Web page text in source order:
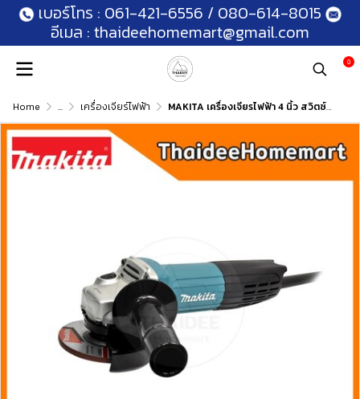
เบอร์โทร : 061-421-6556 / 080-614-8015
อีเมล : thaideehomemart@gmail.com
0
Home ... เครื่องเจียร์ไฟฟ้า MAKITA เครื่องเจียรไฟฟ้า 4 นิ้ว สวิตซ์ท้าย GA4031 (720W) รับประกัน 2 ปี